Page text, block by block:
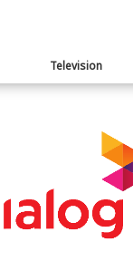
Television